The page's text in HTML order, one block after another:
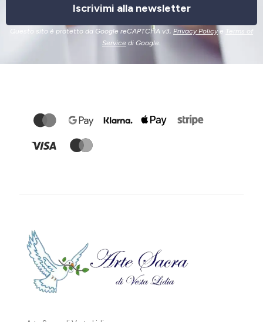
Iscrivimi alla newsletter
Questo sito è protetto da Google reCAPTCHA v3, Privacy Policye Terms of
Service di Google.